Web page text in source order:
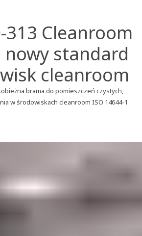
313 Cleanroom
nowy standard
cleanroom
brama do pomieszczeń czystych,
w środowiskach cleanroom ISO 14644‑1